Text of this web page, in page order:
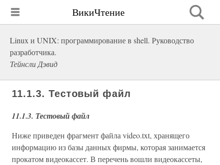
ВикиЧтение
Linux и UNIX: программирование в shell. Руководство
разработчика.
Тейнсли Дэвид
11.1.3. Тестовый файл
11.1.3. Тестовый файл
Ниже приведен фрагмент файла video.txt, хранящего
информацию из базы данных фирмы, которая занимается
прокатом видеокассет. В перечень вошли видеокассеты,